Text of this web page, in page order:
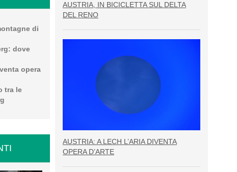
di
dove
opera
tra le
AUSTRIA, IN BICICLETTA SUL DELTA
DEL RENO
AUSTRIA: A LECH L’ARIA DIVENTA
OPERA D’ARTE